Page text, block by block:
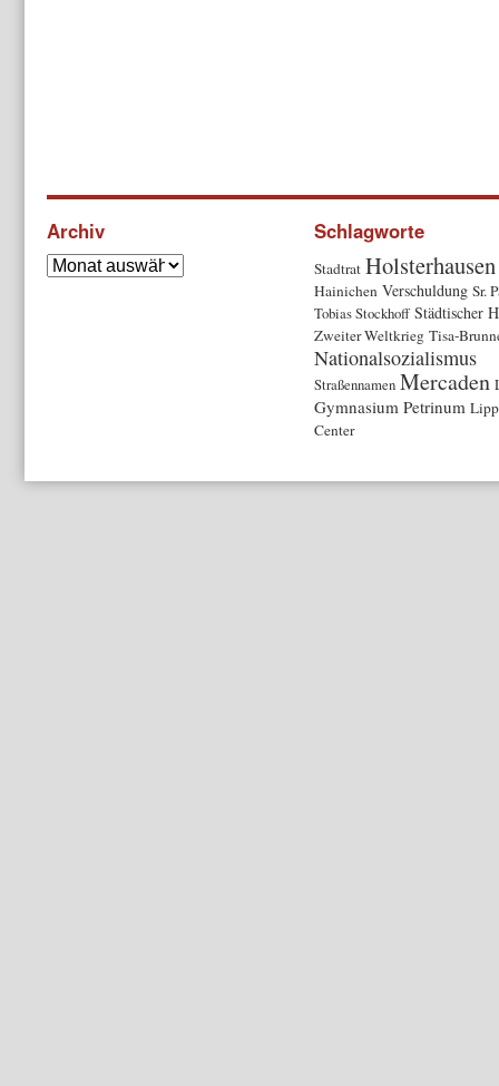
Archiv Schlagworte
Stadtrat Holsterhausen
Hainichen Verschuldung Sr.
Tobias Stockhoff Städtischer
Zweiter Weltkrieg Tisa-
Nationalsozialismus
Straßennamen Mercaden
Gymnasium Petrinum
Center